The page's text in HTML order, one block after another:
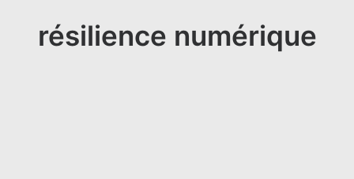
résilience numérique